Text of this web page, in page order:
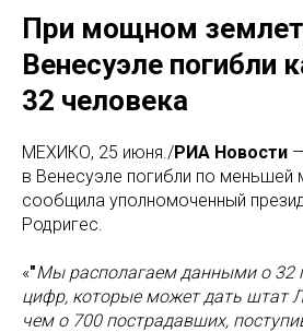
При мощном
Венесуэле погибли
32 человека
МЕХИКО, 25 июня./РИА Новости
в Венесуэле погибли по меньшей
сообщила уполномоченный
Родригес.
«"Мы располагаем данными о 32
цифр, которые может дать штат
чем о 700 пострадавших,